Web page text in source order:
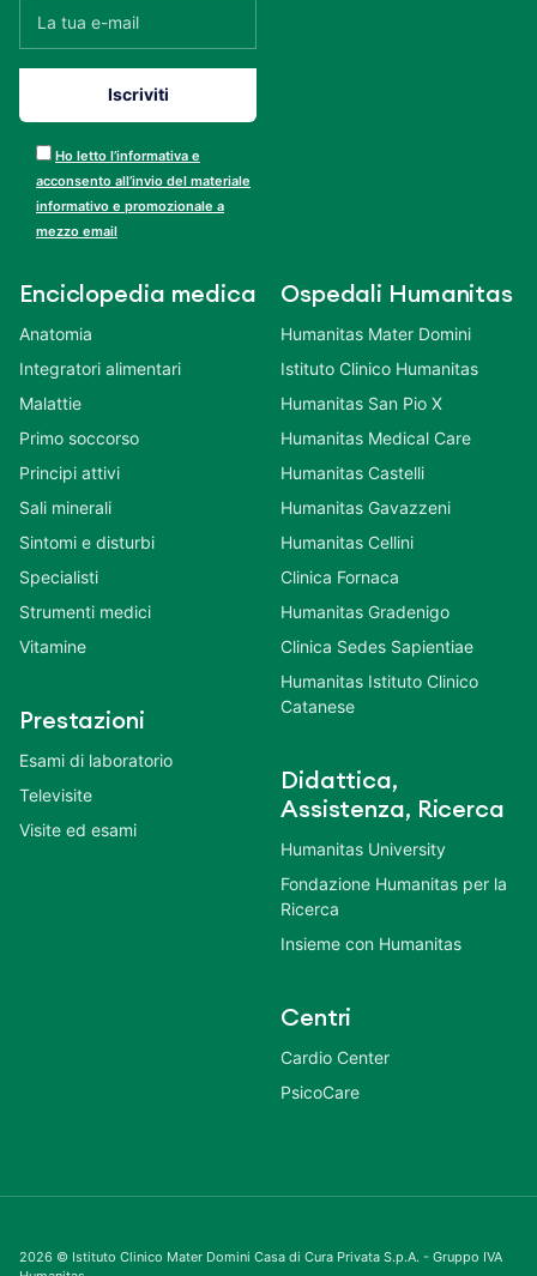
Ho letto l’informativa e
acconsento all’invio del materiale
informativo e promozionale a
mezzo email
Enciclopedia medica
Anatomia
Integratori alimentari
Malattie
Primo soccorso
Principi attivi
Sali minerali
Sintomi e disturbi
Specialisti
Strumenti medici
Vitamine
Prestazioni
Esami di laboratorio
Televisite
Visite ed esami
Ospedali Humanitas
Humanitas Mater Domini
Istituto Clinico Humanitas
Humanitas San Pio X
Humanitas Medical Care
Humanitas Castelli
Humanitas Gavazzeni
Humanitas Cellini
Clinica Fornaca
Humanitas Gradenigo
Clinica Sedes Sapientiae
Humanitas Istituto Clinico
Catanese
Didattica,
Assistenza, Ricerca
Humanitas University
Fondazione Humanitas per la
Ricerca
Insieme con Humanitas
Centri
Cardio Center
PsicoCare
2026 © Istituto Clinico Mater Domini Casa di Cura Privata S.p.A. - Gruppo IVA